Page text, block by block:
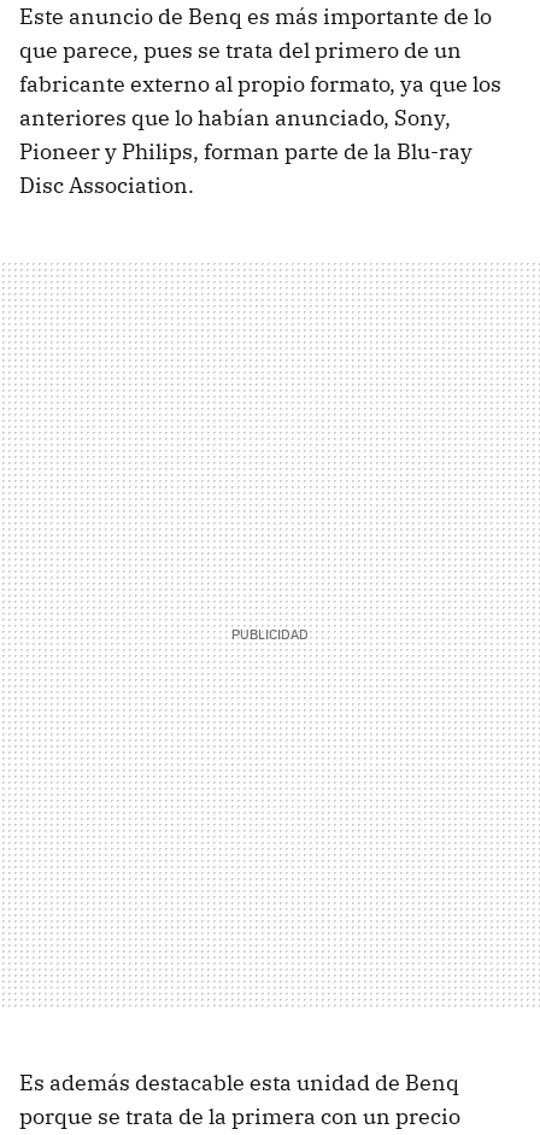
Este anuncio de Benq es más importante de lo
que parece, pues se trata del primero de un
fabricante externo al propio formato, ya que los
anteriores que lo habían anunciado, Sony,
Pioneer y Philips, forman parte de la Blu-ray
Disc Association.
Es además destacable esta unidad de Benq
porque se trata de la primera con un precio